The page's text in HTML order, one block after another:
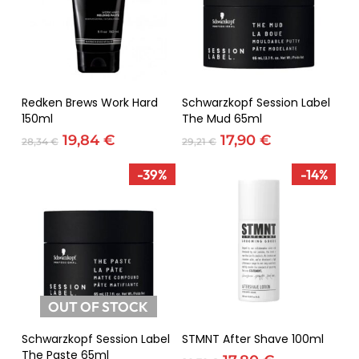
Adicionar
Redken Brews Work Hard
150ml
28,34€ O
19,84 €O
atual
Adicionar
Schwarzkopf Session Label
The Mud 65ml
29,21€ O
17,90€O
atual
OUT OF STOCK
-39%
Ler Mais
Schwarzkopf Session Label
The Paste 65ml
-14%
Adicionar
STMNT After Shave 100ml